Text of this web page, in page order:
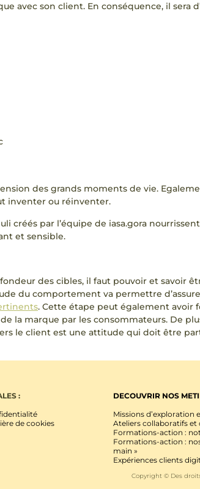
avec son client. En conséquence, il sera
des grands moments de vie.
inventer ou réinventer.
créés par l’équipe de iasa.gora nourrissent
et sensible.
des cibles, il faut pouvoir et savoir
du comportement va permettre
. Cette étape peut également avoir
la marque par les consommateurs. De
le client est une attitude qui doit être
:
de cookies
DECOUVRIR NOS
Missions d’exploration
Ateliers collaboratifs et
Formations-action :
Formations-action :
main »
Expériences clients
Copyright © Des